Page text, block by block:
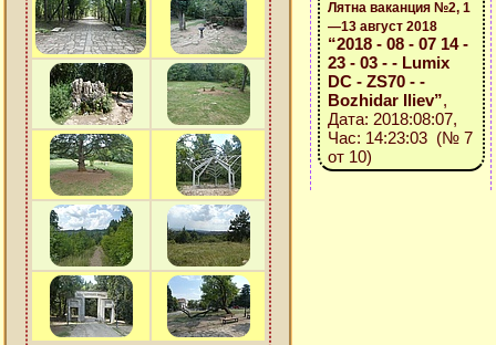
Лятна ваканция №2, 1
—13 август 2018
“2018 - 08 - 07 14 -
23 - 03 - - Lumix
DC - ZS70 - -
Bozhidar Iliev”,
Дата: 2018:08:07,
Час: 14:23:03 (№ 7
от 10)